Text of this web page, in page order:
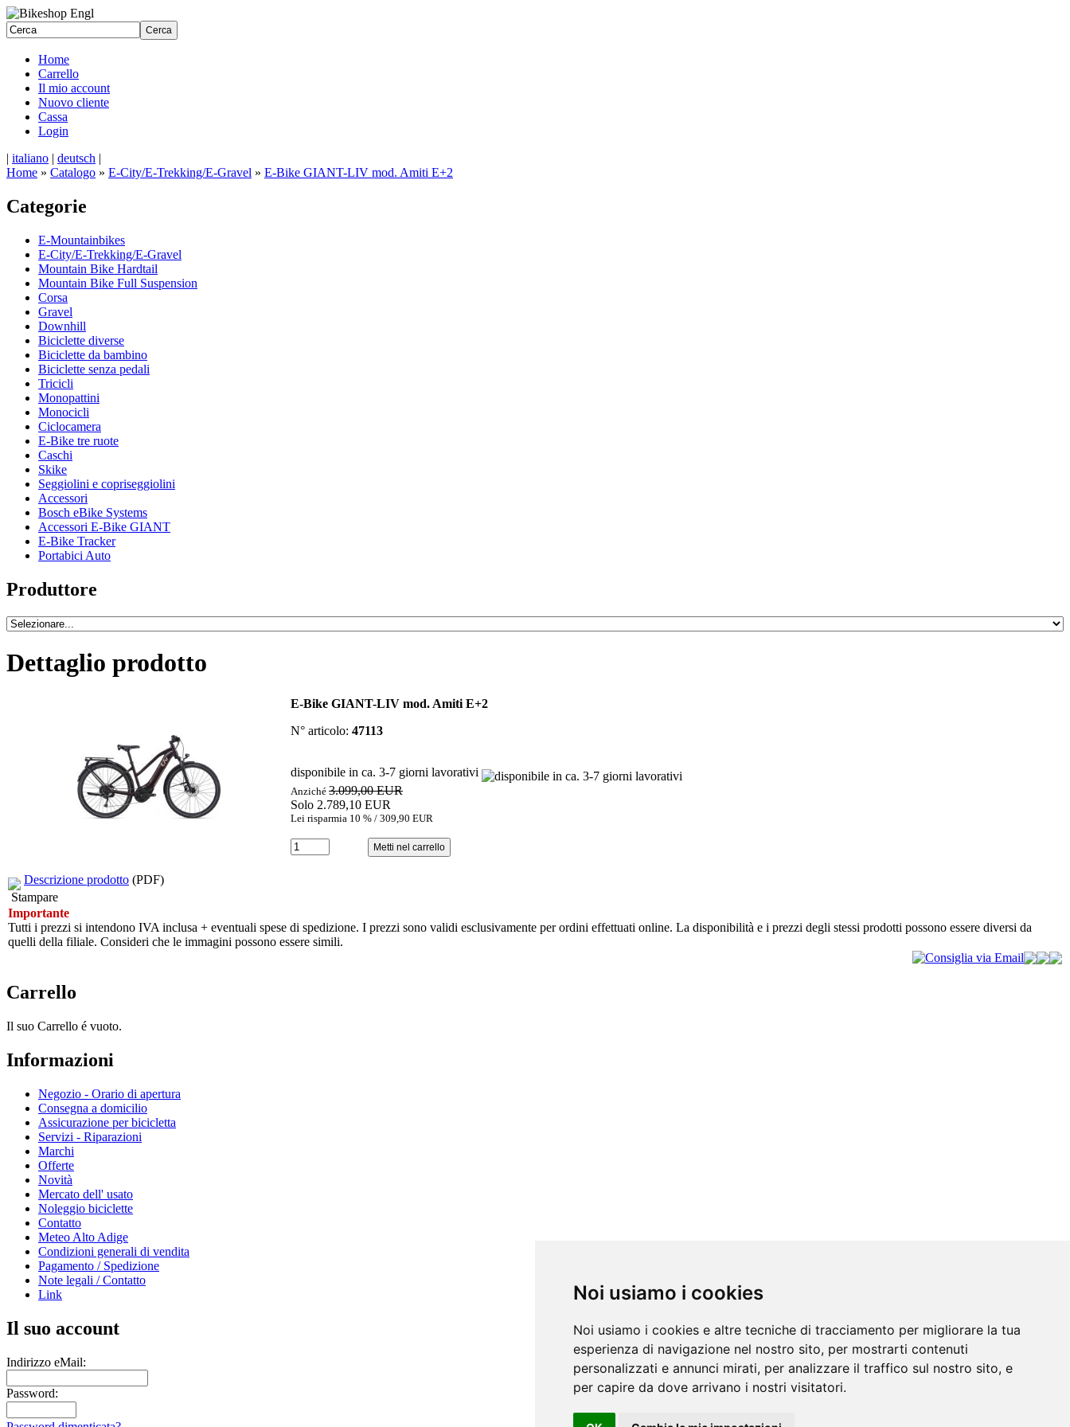
Noi usiamo i cookies
Noi usiamo i cookies e altre tecniche di tracciamento per migliorare la tua
esperienza di navigazione nel nostro sito, per mostrarti contenuti
personalizzati e annunci mirati, per analizzare il traffico sul nostro sito, e
per capire da dove arrivano i nostri visitatori.
Home
Carrello
Il mio account
Nuovo cliente
Cassa
Login
| italiano | deutsch |
Home » Catalogo » E-City/E-Trekking/E-Gravel » E-Bike GIANT-LIV mod. Amiti E+2
Categorie
E-Mountainbikes
E-City/E-Trekking/E-Gravel
Mountain Bike Hardtail
Mountain Bike Full Suspension
Corsa
Gravel
Downhill
Biciclette diverse
Biciclette da bambino
Biciclette senza pedali
Tricicli
Monopattini
Monocicli
Ciclocamera
E-Bike tre ruote
Caschi
Skike
Seggiolini e copriseggiolini
Accessori
Bosch eBike Systems
Accessori E-Bike GIANT
E-Bike Tracker
Portabici Auto
Produttore
Dettaglio prodotto
E-Bike GIANT-LIV mod. Amiti E+2
N° articolo: 47113
disponibile in ca. 3-7 giorni lavorativi
Anziché 3.099,00 EUR
Solo 2.789,10 EUR
Lei risparmia 10 % / 309,90 EUR
Descrizione prodotto (PDF)
Stampare
Importante
Tutti i prezzi si intendono IVA inclusa + eventuali spese di spedizione. I prezzi sono validi esclusivamente per ordini effettuati online. La disponibilità e i prezzi degli stessi prodotti possono essere diversi da
quelli della filiale. Consideri che le immagini possono essere simili.
Carrello
Il suo Carrello é vuoto.
Informazioni
Negozio - Orario di apertura
Consegna a domicilio
Assicurazione per bicicletta
Servizi - Riparazioni
Marchi
Offerte
Novità
Mercato dell' usato
Noleggio biciclette
Contatto
Meteo Alto Adige
Condizioni generali di vendita
Pagamento / Spedizione
Note legali / Contatto
Link
Il suo account
Indirizzo eMail:
Password: